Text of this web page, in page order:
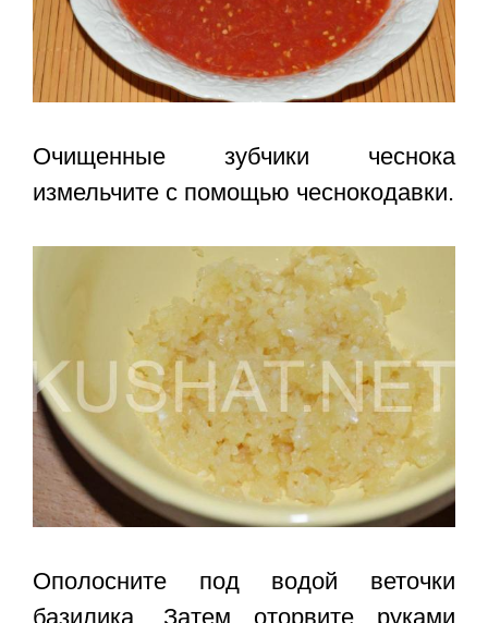
Очищенные зубчики чеснока
измельчите с помощью чеснокодавки.
Ополосните под водой веточки
базилика. Затем оторвите руками